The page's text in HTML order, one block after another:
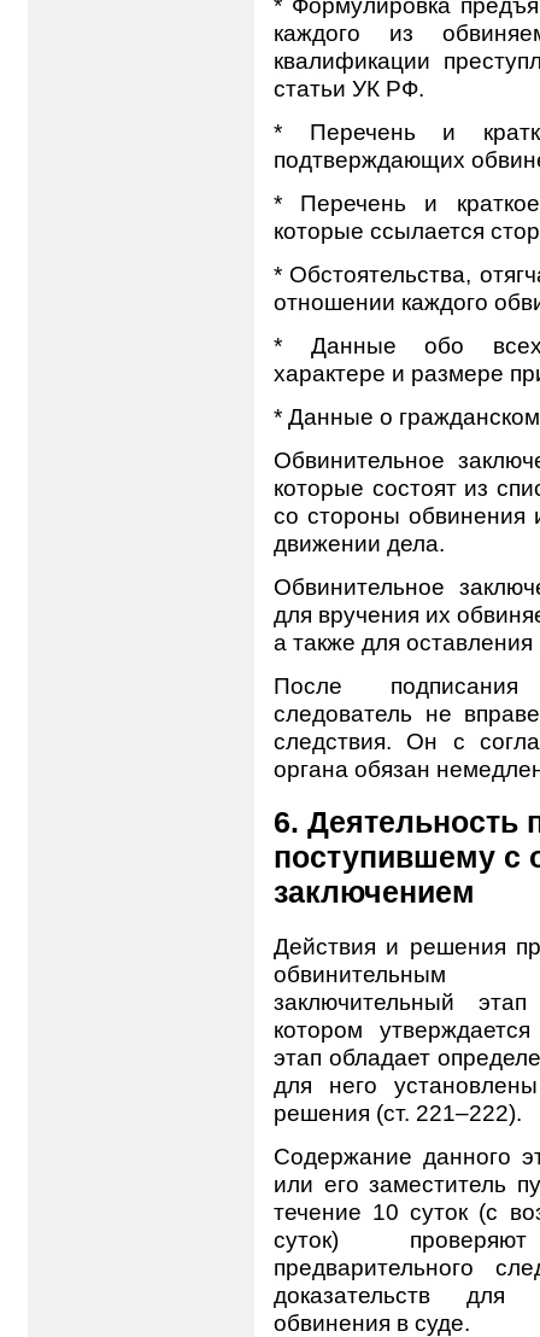
каждого из
квалификации
статьи УК РФ.
* Перечень и
подтверждающих
* Перечень и
которые ссылается
* Обстоятельства,
отношении каждого
* Данные обо всех
характере и размере
* Данные о
Обвинительное
которые состоят из
со стороны обвинения
движении дела.
Обвинительное
для вручения их
а также для
После подписания
следователь не
следствия. Он с
органа обязан
6. Деятельность
поступившему с
заключением
Действия и решения
обвинительным
заключительный
котором
этап обладает
для него
решения (ст. 221–222).
Содержание данного
или его заместитель
течение 10 суток (с
суток)
предварительного
доказательств для
обвинения в суде.